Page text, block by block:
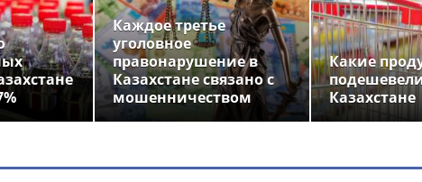
Каждое третье
уголовное
правонарушение в
Казахстане связано с
мошенничеством
Какие
Казахстане